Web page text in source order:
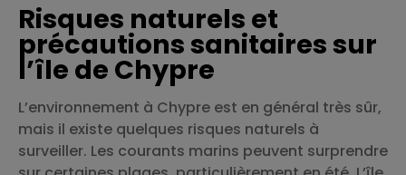
Risques naturels et
précautions sanitaires sur
l’île de Chypre
L’environnement à Chypre est en général très sûr,
mais il existe quelques risques naturels à
surveiller. Les courants marins peuvent surprendre